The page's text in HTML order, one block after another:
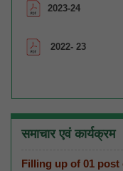
2023-24
2022- 23
समाचार एवं कार्यक्रम
Filling up of 01 post